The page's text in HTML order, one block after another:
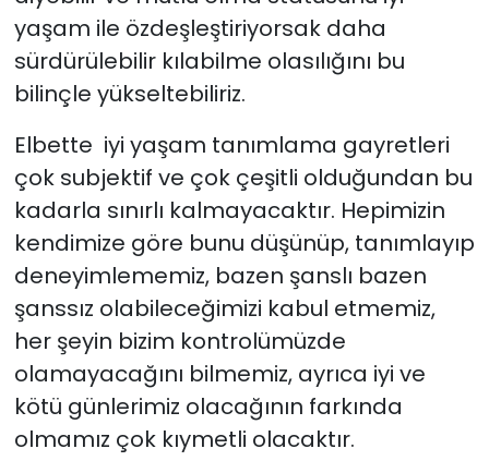
yaşam ile özdeşleştiriyorsak daha
sürdürülebilir kılabilme olasılığını bu
bilinçle yükseltebiliriz.
Elbette iyi yaşam tanımlama gayretleri
çok subjektif ve çok çeşitli olduğundan bu
kadarla sınırlı kalmayacaktır. Hepimizin
kendimize göre bunu düşünüp, tanımlayıp
deneyimlememiz, bazen şanslı bazen
şanssız olabileceğimizi kabul etmemiz,
her şeyin bizim kontrolümüzde
olamayacağını bilmemiz, ayrıca iyi ve
kötü günlerimiz olacağının farkında
olmamız çok kıymetli olacaktır.